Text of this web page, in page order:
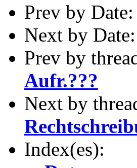
Prev by Date:
Next by Date:
Prev by
Aufr.???
Next by
Index(es):